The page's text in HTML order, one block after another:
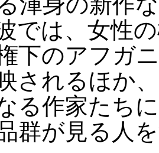
では、女性
下のアフガ
されるほか
る作家たち
群が見る人